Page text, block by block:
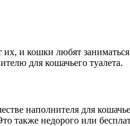
и кошки любят
для кошачьего туалета.
наполнителя для
также недорого или